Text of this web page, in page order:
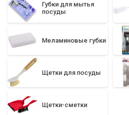
Губки для мытья
посуды
Меламиновые губки
Щетки для посуды
Щетки-сметки